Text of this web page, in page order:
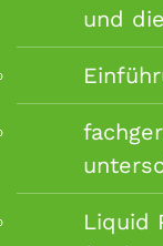
und
Liquid